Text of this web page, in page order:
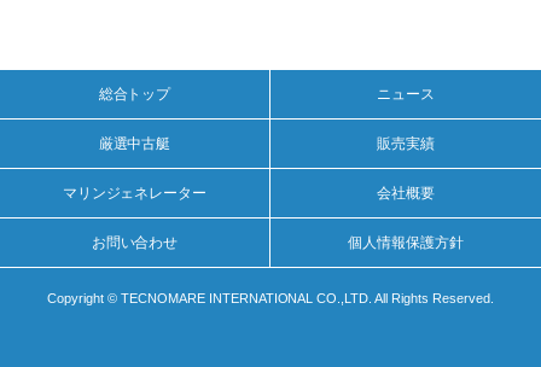
総合トップ ニュース
厳選中古艇 販売実績
マリンジェネレーター 会社概要
お問い合わせ 個人情報保護方針
Copyright © TECNOMARE INTERNATIONAL CO.,LTD. All Rights Reserved.